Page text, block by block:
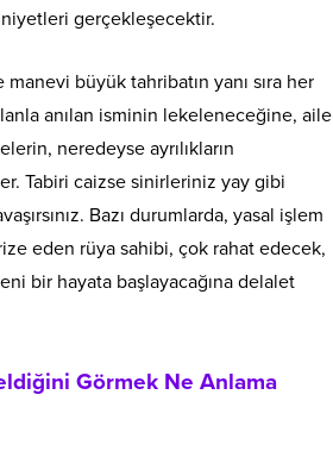
gerçekleşecektir.
manevi büyük tahribatın yanı sıra her
anılan isminin lekeleneceğine, aile
neredeyse ayrılıkların
Tabiri caizse sinirleriniz yay gibi
Bazı durumlarda, yasal işlem
eden rüya sahibi, çok rahat edecek,
bir hayata başlayacağına delalet
Görmek Ne Anlama